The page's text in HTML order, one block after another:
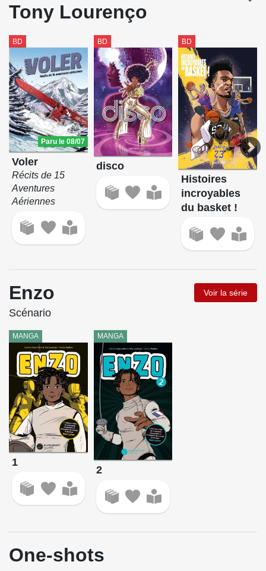
Tony Lourenço
BD
Paru le 08/07
Voler
Récits de 15
Aventures
Aériennes
BD
disco
BD
Histoires
incroyables
du basket !
Enzo Voir la série
Scénario
MANGA
1
MANGA
2
One-shots